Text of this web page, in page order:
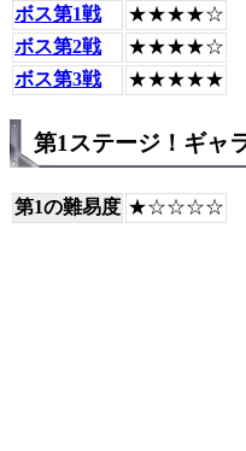
ボス第1戦
★★★★☆
ボス第2戦
★★★★☆
ボス第3戦
★★★★★
第1ステージ！ギャ
第1の難易度 ★☆☆☆☆